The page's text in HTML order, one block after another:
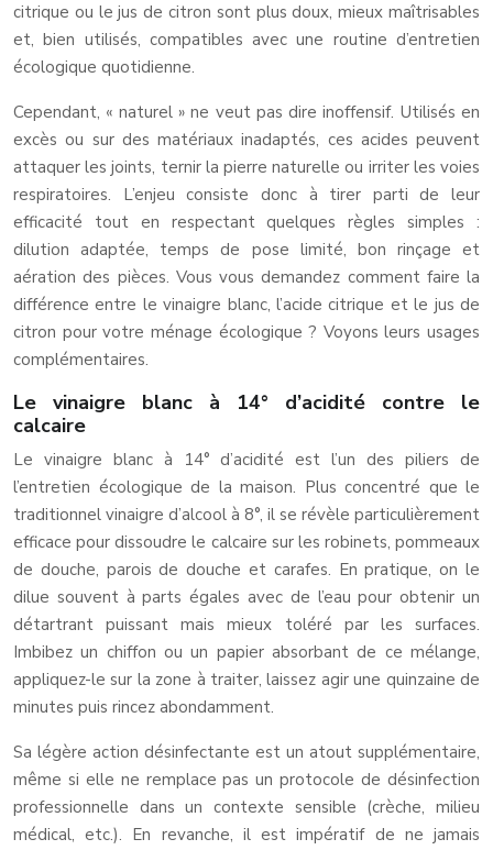
citrique ou le jus de citron sont plus doux, mieux maîtrisables
et, bien utilisés, compatibles avec une routine d’entretien
écologique quotidienne.
Cependant, « naturel » ne veut pas dire inoffensif. Utilisés en
excès ou sur des matériaux inadaptés, ces acides peuvent
attaquer les joints, ternir la pierre naturelle ou irriter les voies
respiratoires. L’enjeu consiste donc à tirer parti de leur
efficacité tout en respectant quelques règles simples :
dilution adaptée, temps de pose limité, bon rinçage et
aération des pièces. Vous vous demandez comment faire la
différence entre le vinaigre blanc, l’acide citrique et le jus de
citron pour votre ménage écologique ? Voyons leurs usages
complémentaires.
Le vinaigre blanc à 14° d’acidité contre le
calcaire
Le vinaigre blanc à 14° d’acidité est l’un des piliers de
l’entretien écologique de la maison. Plus concentré que le
traditionnel vinaigre d’alcool à 8°, il se révèle particulièrement
efficace pour dissoudre le calcaire sur les robinets, pommeaux
de douche, parois de douche et carafes. En pratique, on le
dilue souvent à parts égales avec de l’eau pour obtenir un
détartrant puissant mais mieux toléré par les surfaces.
Imbibez un chiffon ou un papier absorbant de ce mélange,
appliquez-le sur la zone à traiter, laissez agir une quinzaine de
minutes puis rincez abondamment.
Sa légère action désinfectante est un atout supplémentaire,
même si elle ne remplace pas un protocole de désinfection
professionnelle dans un contexte sensible (crèche, milieu
médical, etc.). En revanche, il est impératif de ne jamais